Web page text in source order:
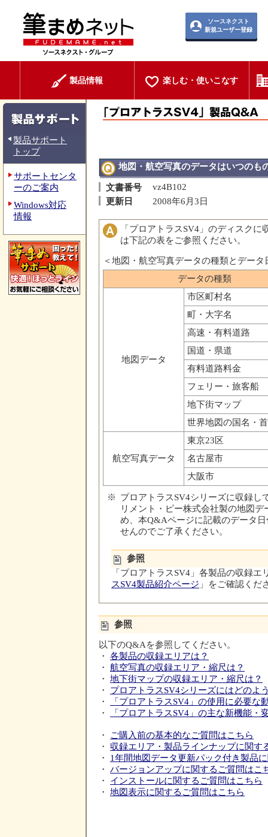
ソースネクスト
新規ユーザー登録
製品情報 楽しむ・使いこなす
製品サポート
トップ
サポートセンタ
ーのご案内
Windows対応
情報
地図・航空写真のデータはいつのも
文書番号
vz4B102
更新日
2008年6月3日
「プロアトラスSV4」のディスク
は下記の表をご参照ください。
＜地図・航空写真データの種類とデータ
データの種類
地図データ
市区町村名
町・大字名
高速・有料道路
国道・県道
有料道路料金
フェリー・旅客船
地下街マップ
世界地図の国名・
航空写真データ
東京23区
名古屋市
大阪市
※
プロアトラスSV4シリーズに収録し
リメント・ピー株式会社製の地図
め、本Q&Aページに記載のデータ
せんのでご了承ください。
参照
「プロアトラスSV4」各製品の収録
スSV4製品紹介ページ 」をご確認くだ
参照
以下のQ&Aを参照してください。
・ 各製品の収録エリアは？
・ 航空写真の収録エリア・縮尺は？
・ 地下街マップの収録エリア・縮尺は？
・ プロアトラスSV4シリーズにはどのよ
・
「プロアトラスSV4」の使用に必要な
・
「プロアトラスSV4」の主な新機能・
・
ご購入前の基本的なご質問はこちら
・ 収録エリア・製品ラインナップに関す
・ 1年間地図データ更新パック付き製品
・ バージョンアップに関するご質問はこ
・ インストールに関するご質問はこちら
・ 地図表示に関するご質問はこちら